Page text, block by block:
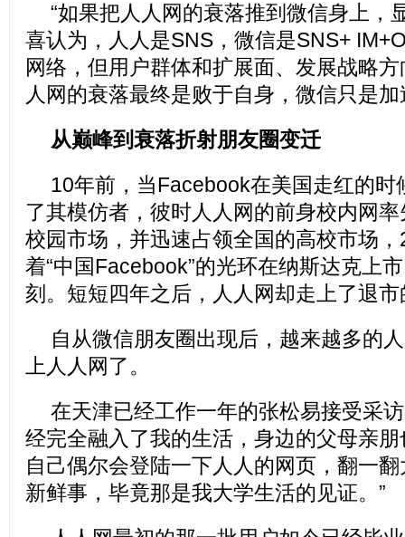
“如果把人人网的衰落推到微信身上，
喜认为，人人是SNS，微信是SNS+
网络，但用户群体和扩展面、发展战略
人网的衰落最终是败于自身，微信只是
从巅峰到衰落折射朋友圈变迁
10年前，当Facebook在美国走红的时
了其模仿者，彼时人人网的前身校内网
校园市场，并迅速占领全国的高校市场
着“中国Facebook”的光环在纳斯达克上
刻。短短四年之后，人人网却走上了退
自从微信朋友圈出现后，越来越多的
上人人网了。
在天津已经工作一年的张松易接受采
经完全融入了我的生活，身边的父母亲
自己偶尔会登陆一下人人的网页，翻一
新鲜事，毕竟那是我大学生活的见证。”